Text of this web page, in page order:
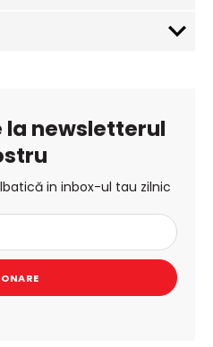
newsletterul
in inbox-ul tau zilnic